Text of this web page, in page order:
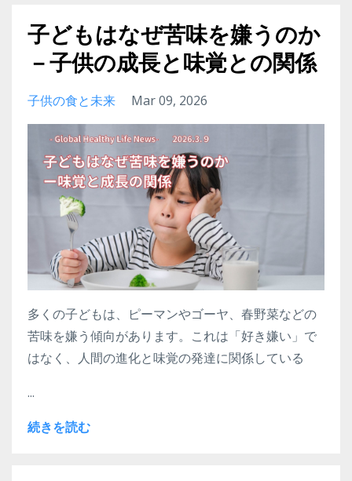
子どもはなぜ苦味を嫌うのか
－子供の成長と味覚との関係
子供の食と未来 Mar 09, 2026
多くの子どもは、ピーマンやゴーヤ、春野菜などの
苦味を嫌う傾向があります。これは「好き嫌い」で
はなく、人間の進化と味覚の発達に関係している
...
続きを読む